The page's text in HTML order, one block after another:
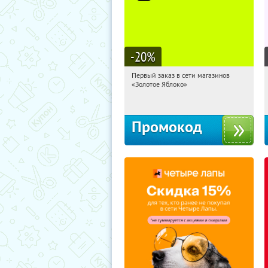
-20%
11:09:15
Получи первым!
Первый заказ в сети магазинов
«Золотое Яблоко»
Промокод